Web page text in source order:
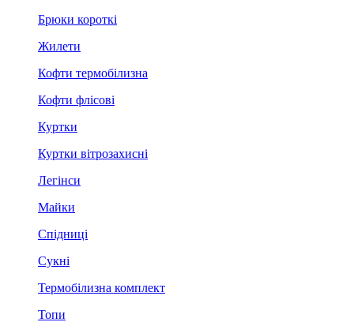
Брюки короткі
Жилети
Кофти термобілизна
Кофти флісові
Куртки
Куртки вітрозахисні
Легінси
Майки
Спідниці
Сукні
Термобілизна комплект
Топи